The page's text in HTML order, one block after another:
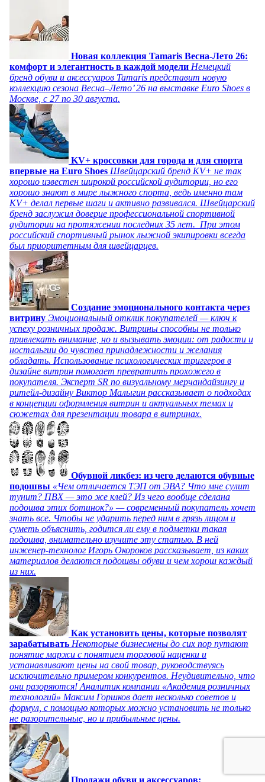
Новая коллекция Tamaris Весна-Лето 26:
комфорт и элегантность в каждой модели Немецкий
бренд обуви и аксессуаров Tamaris представит новую
коллекцию сезона Весна–Лето’ 26 на выставке Euro Shoes в
Москве, с 27 по 30 августа.
KV+ кроссовки для города и для спорта
впервые на Euro Shoes Швейцарский бренд KV+ не так
хорошо известен широкой российской аудитории, но его
хорошо знают в мире лыжного спорта, ведь именно там
KV+ делал первые шаги и активно развивался. Швейцарский
бренд заслужил доверие профессиональной спортивной
аудитории на протяжении последних 35 лет. При этом
российский спортивный рынок лыжной экипировки всегда
был приоритетным для швейцарцев.
Создание эмоционального контакта через
витрину Эмоциональный отклик покупателей — ключ к
успеху розничных продаж. Витрины способны не только
привлекать внимание, но и вызывать эмоции: от радости и
ностальгии до чувства принадлежности и желания
обладать. Использование психологических триггеров в
дизайне витрин помогает превратить прохожего в
покупателя. Эксперт SR по визуальному мерчандайзингу и
ритейл-дизайну Виктор Малыгин рассказывает о подходах
в концепции оформления витрин и актуальных темах и
сюжетах для презентации товара в витринах.
Обувной ликбез: из чего делаются обувные
подошвы «Чем отличается ТЭП от ЭВА? Что мне сулит
тунит? ПВХ — это же клей? Из чего вообще сделана
подошва этих ботинок?» — современный покупатель хочет
знать все. Чтобы не ударить перед ним в грязь лицом и
суметь объяснить, годится ли ему в подметки такая
подошва, внимательно изучите эту статью. В ней
инженер-технолог Игорь Окороков рассказывает, из каких
материалов делаются подошвы обуви и чем хорош каждый
из них.
Как установить цены, которые позволят
зарабатывать Некоторые бизнесмены до сих пор путают
понятие маржи с понятием торговой наценки и
устанавливают цены на свой товар, руководствуясь
исключительно примером конкурентов. Неудивительно, что
они разоряются! Аналитик компании «Академия розничных
технологий» Максим Горшков дает несколько советов и
формул, с помощью которых можно установить не только
не разорительные, но и прибыльные цены.
Продажи обуви и аксессуаров: